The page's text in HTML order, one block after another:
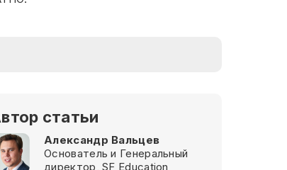
статьи
Александр Вальцев
Основатель и Генеральный
директор, SF Education